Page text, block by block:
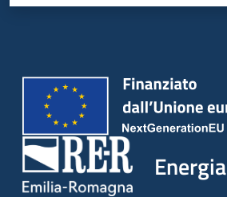
Energia